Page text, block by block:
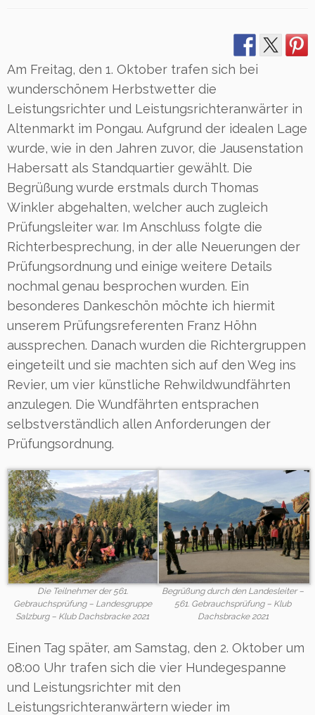
Am Freitag, den 1. Oktober trafen sich bei
wunderschönem Herbstwetter die
Leistungsrichter und Leistungsrichteranwärter in
Altenmarkt im Pongau. Aufgrund der idealen Lage
wurde, wie in den Jahren zuvor, die Jausenstation
Habersatt als Standquartier gewählt. Die
Begrüßung wurde erstmals durch Thomas
Winkler abgehalten, welcher auch zugleich
Prüfungsleiter war. Im Anschluss folgte die
Richterbesprechung, in der alle Neuerungen der
Prüfungsordnung und einige weitere Details
nochmal genau besprochen wurden. Ein
besonderes Dankeschön möchte ich hiermit
unserem Prüfungsreferenten Franz Höhn
aussprechen. Danach wurden die Richtergruppen
eingeteilt und sie machten sich auf den Weg ins
Revier, um vier künstliche Rehwildwundfährten
anzulegen. Die Wundfährten entsprachen
selbstverständlich allen Anforderungen der
Prüfungsordnung.
Die Teilnehmer der 561.
Gebrauchsprüfung – Landesgruppe
Salzburg – Klub Dachsbracke 2021
Begrüßung durch den Landesleiter –
561. Gebrauchsprüfung – Klub
Dachsbracke 2021
Einen Tag später, am Samstag, den 2. Oktober um
08:00 Uhr trafen sich die vier Hundegespanne
und Leistungsrichter mit den
Leistungsrichteranwärtern wieder im